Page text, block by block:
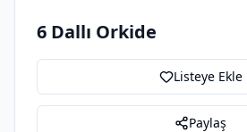
6 Dallı Orkide
Listeye Ekle
Paylaş